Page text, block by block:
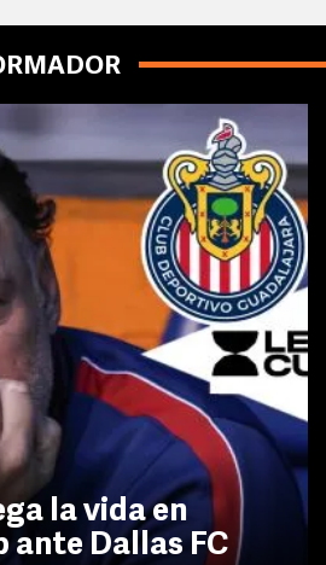
la vida en
ante Dallas FC